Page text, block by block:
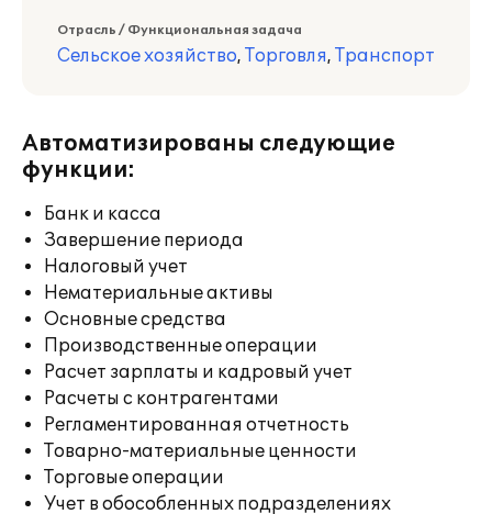
Отрасль / Функциональная задача
Сельское хозяйство, Торговля, Транспорт
Автоматизированы следующие
функции:
Банк и касса
Завершение периода
Налоговый учет
Нематериальные активы
Основные средства
Производственные операции
Расчет зарплаты и кадровый учет
Расчеты с контрагентами
Регламентированная отчетность
Товарно-материальные ценности
Торговые операции
Учет в обособленных подразделениях